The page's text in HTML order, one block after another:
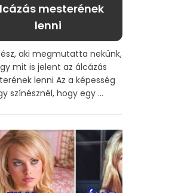
mesterének
lenni
aki megmutatta nekünk,
mit is jelent az álcázás
lenni Az a képesség
színésznél, hogy egy ...